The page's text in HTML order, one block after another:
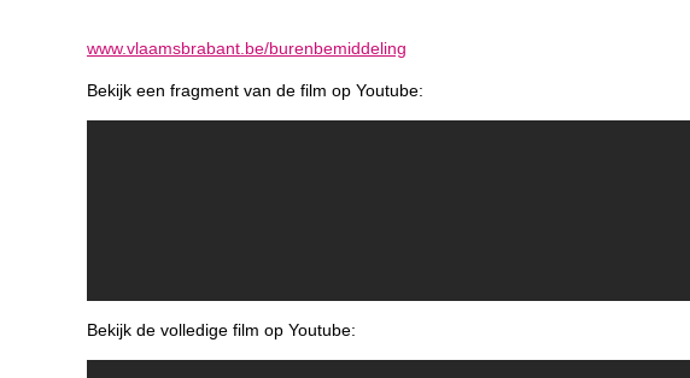
www.vlaamsbrabant.be/burenbemiddeling
Bekijk een fragment van de film op Youtube:
Bekijk de volledige film op Youtube: